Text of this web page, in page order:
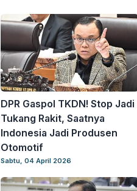
DPR Gaspol TKDN! Stop Jadi
Tukang Rakit, Saatnya
Indonesia Jadi Produsen
Otomotif
Sabtu, 04 April 2026